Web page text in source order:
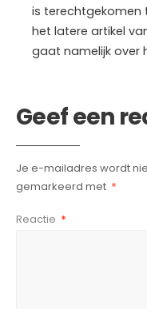
is terechtgekomen
het latere artikel
gaat namelijk over
Geef een
Je e-mailadres wordt
gemarkeerd met *
Reactie *